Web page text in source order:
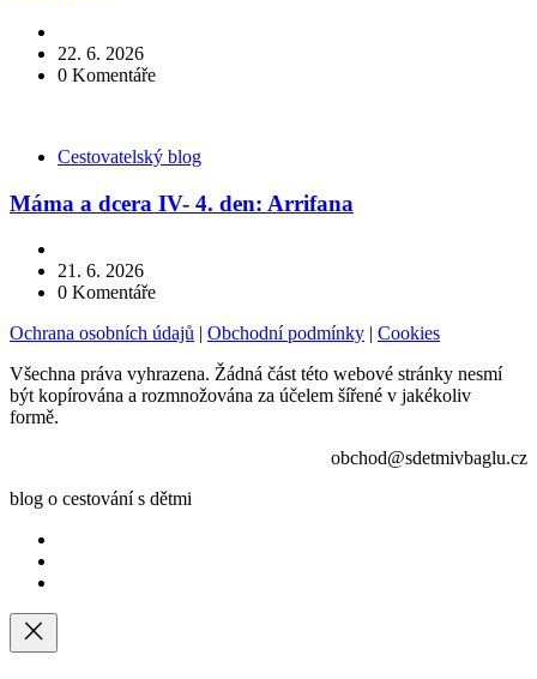
22. 6. 2026
0 Komentáře
KategorieCestovatelský blog
Máma a dcera IV- 4. den: Arrifana
21. 6. 2026
0 Komentáře
Ochrana osobních údajů | Obchodní podmínky | Cookies
Všechna práva vyhrazena. Žádná část této webové stránky nesmí
být kopírována a rozmnožována za účelem šířené v jakékoliv
formě.
obchod@sdetmivbaglu.cz
blog o cestování s dětmi